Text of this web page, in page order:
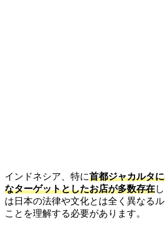
インドネシア、特に首都ジャカルタ
なターゲットとしたお店が多数存在
は日本の法律や文化とは全く異なる
ことを理解する必要があります。